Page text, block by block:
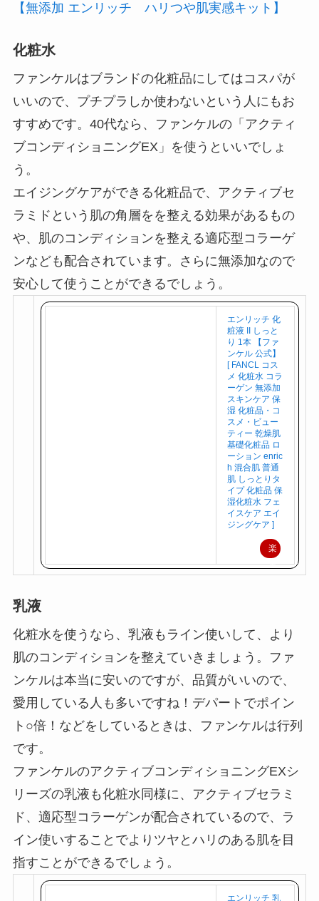
【無添加 エンリッチ ハリつや肌実感キット】
化粧水
ファンケルはブランドの化粧品にしてはコスパが
いいので、プチプラしか使わないという人にもお
すすめです。40代なら、ファンケルの「アクティ
ブコンディショニングEX」を使うといいでしょ
う。
エイジングケアができる化粧品で、アクティブセ
ラミドという肌の角層をを整える効果があるもの
や、肌のコンディションを整える適応型コラーゲ
ンなども配合されています。さらに無添加なので
安心して使うことができるでしょう。
エンリッチ 化
粧液 II しっと
り 1本 【ファ
ンケル 公式】
[ FANCL コス
メ 化粧水 コラ
ーゲン 無添加
スキンケア 保
湿 化粧品・コ
スメ・ビュー
ティー 乾燥肌
基礎化粧品 ロ
ーション enric
h 混合肌 普通
肌 しっとりタ
イプ 化粧品 保
湿化粧水 フェ
イスケア エイ
ジングケア ]
楽
入
化粧水を使うなら、乳液もライン使いして、より
肌のコンディションを整えていきましょう。ファ
ンケルは本当に安いのですが、品質がいいので、
愛用している人も多いですね！デパートでポイン
ト○倍！などをしているときは、ファンケルは行列
です。
ファンケルのアクティブコンディショニングEXシ
リーズの乳液も化粧水同様に、アクティブセラミ
ド、適応型コラーゲンが配合されているので、ラ
イン使いすることでよりツヤとハリのある肌を目
指すことができるでしょう。